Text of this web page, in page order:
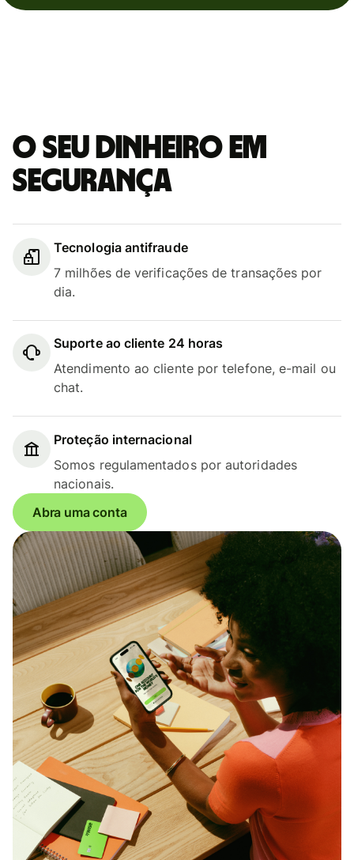
O seu dinheiro em
segurança
Tecnologia antifraude
7 milhões de verificações de transações por
dia.
Suporte ao cliente 24 horas
Atendimento ao cliente por telefone, e-mail ou
chat.
Proteção internacional
Somos regulamentados por autoridades
nacionais.
Abra uma conta